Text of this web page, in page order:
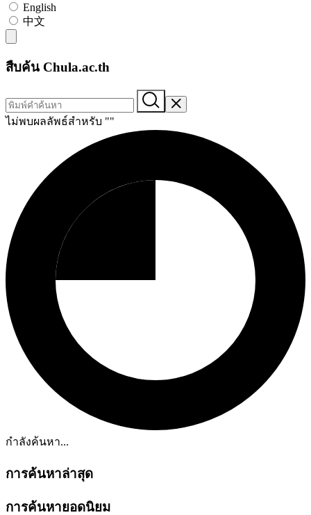
English
中文
สืบค้น Chula.ac.th
ไม่พบผลลัพธ์สำหรับ ""
กำลังค้นหา...
การค้นหาล่าสุด
การค้นหายอดนิยม